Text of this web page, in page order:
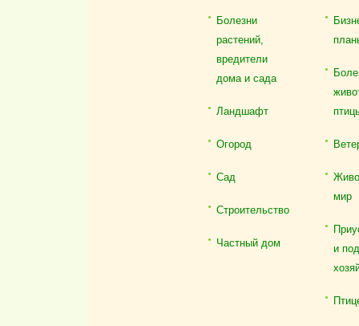
Болезни
растений,
вредители
дома и сада
Ландшафт
Огород
Сад
Строительство
Частный дом
мир
и